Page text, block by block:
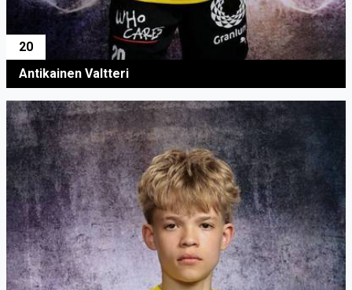
20
Antikainen Valtteri